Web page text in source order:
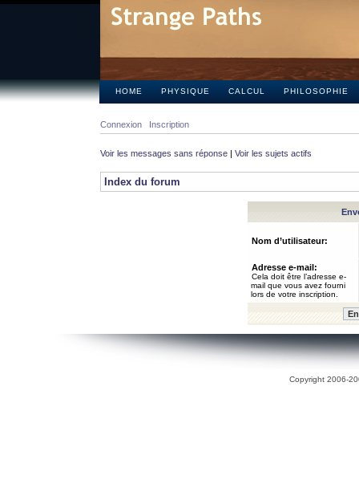
HOME PHYSIQUE CALCUL PHILOSOPHIE
Connexion Inscription
Voir les messages sans réponse | Voir les sujets actifs
Index du forum
Nom d’utilisateur:
Adresse e-mail:
Cela doit être l’adresse e-
mail que vous avez fourni
lors de votre inscription.
Copyright 2006-